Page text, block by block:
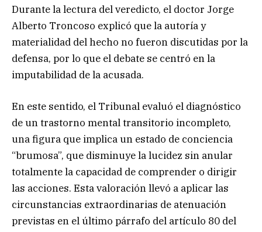
Durante la lectura del veredicto, el doctor Jorge
Alberto Troncoso explicó que la autoría y
materialidad del hecho no fueron discutidas por la
defensa, por lo que el debate se centró en la
imputabilidad de la acusada.
En este sentido, el Tribunal evaluó el diagnóstico
de un trastorno mental transitorio incompleto,
una figura que implica un estado de conciencia
“brumosa”, que disminuye la lucidez sin anular
totalmente la capacidad de comprender o dirigir
las acciones. Esta valoración llevó a aplicar las
circunstancias extraordinarias de atenuación
previstas en el último párrafo del artículo 80 del